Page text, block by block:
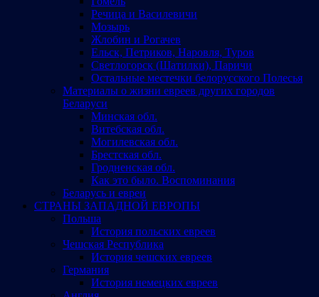
Речица и Василевичи
Мозырь
Жлобин и Рогачев
Ельск, Петриков, Наровля, Туров
Светлогорск (Шатилки), Паричи
Остальные местечки белорусского Полесья
Материалы о жизни евреев других городов
Беларуси
Минская обл.
Витебская обл.
Могилевская обл.
Брестская обл.
Гродненская обл.
Как это было. Воспоминания
Беларусь и евреи
СТРАНЫ ЗАПАДНОЙ ЕВРОПЫ
Польша
История польских евреев
Чешская Республика
История чешских евреев
Германия
История немецких евреев